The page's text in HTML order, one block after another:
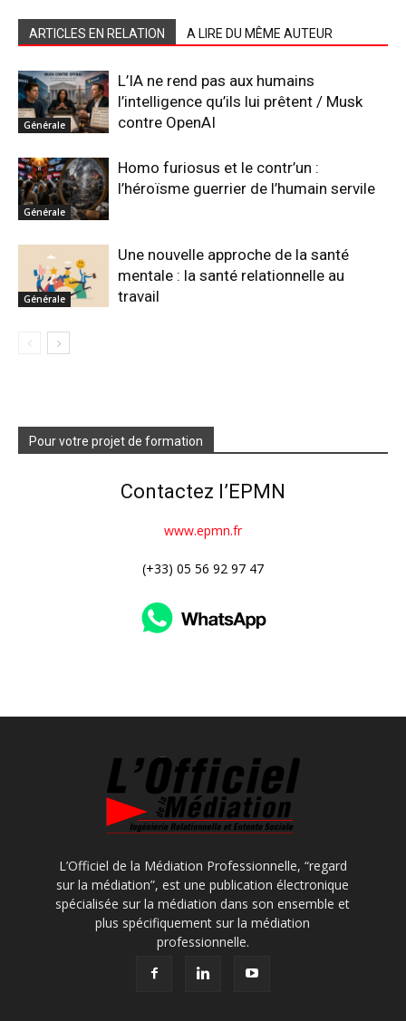
ARTICLES EN RELATION A LIRE DU MÊME AUTEUR
Générale
L’IA ne rend pas aux humains
l’intelligence qu’ils lui prêtent / Musk
contre OpenAI
Générale
Homo furiosus et le contr’un :
l’héroïsme guerrier de l’humain servile
Générale
Une nouvelle approche de la santé
mentale : la santé relationnelle au
travail
Pour votre projet de formation
Contactez l’EPMN
www.epmn.fr
(+33) 05 56 92 97 47
L’Officiel de la Médiation Professionnelle, “regard
sur la médiation”, est une publication électronique
spécialisée sur la médiation dans son ensemble et
plus spécifiquement sur la médiation
professionnelle.